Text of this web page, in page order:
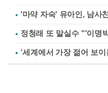
'마약 자숙' 유아인, 남사
정청래 또 말실수 "'이명